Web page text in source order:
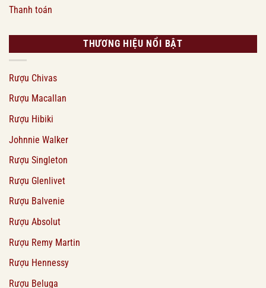
Thanh toán
THƯƠNG HIỆU NỔI BẬT
Rượu Chivas
Rượu Macallan
Rượu Hibiki
Johnnie Walker
Rượu Singleton
Rượu Glenlivet
Rượu Balvenie
Rượu Absolut
Rượu Remy Martin
Rượu Hennessy
Rượu Beluga